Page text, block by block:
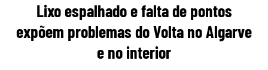
Lixo espalhado e falta de pontos
expõem problemas do Volta no Algarve
e no interior